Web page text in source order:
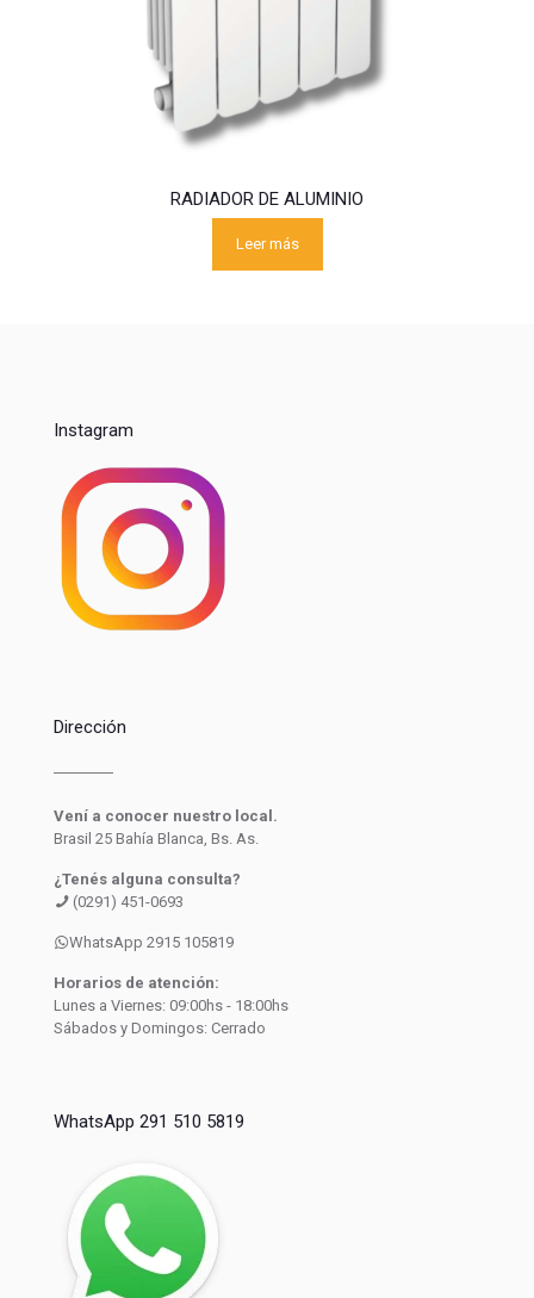
RADIADOR DE ALUMINIO
Leer más
Instagram
Dirección
Vení a conocer nuestro local.
Brasil 25 Bahía Blanca, Bs. As.
¿Tenés alguna consulta?
(0291) 451-0693
WhatsApp 2915 105819
Horarios de atención:
Lunes a Viernes: 09:00hs - 18:00hs
Sábados y Domingos: Cerrado
WhatsApp 291 510 5819